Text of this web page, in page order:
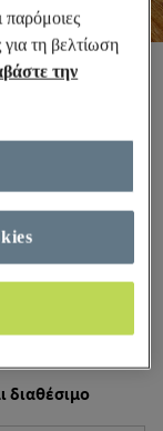
διαθέσιμο
παρόμοιες
τη βελτίωση
την